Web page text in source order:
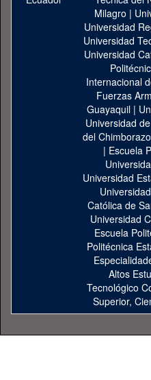
Milagro |
Universidad
Universidad
Universidad
Internacional
Fuerzas
Guayaquil|
Universidad
del Chimborazo
| Escuela
Universidad
Católica de
Universidad
Escuela
Politécnica
Altos
Tecnológico
Superior,